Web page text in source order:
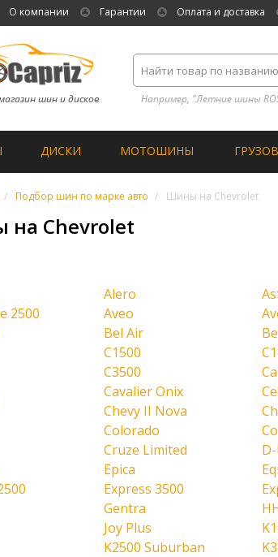
О компании Гарантии Оплата и доставка
шин и дисков Например, "Летние шины
ДИСКИ МОТОШИНЫ
Подбор шин по марке авто Шины на Chevrolet
Chevrolet
Alero
2500
Aveo
Bel Air
C1500
C3500
Cavalier Onix
Chevy II Nova
Colorado
Cruze Limited
Epica
Express 3500
Gentra
Joy Plus
K2500 Suburban